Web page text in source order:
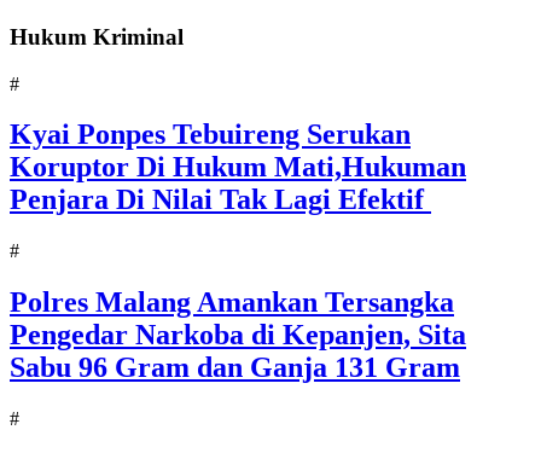
Hukum Kriminal
#
Kyai Ponpes Tebuireng Serukan
Koruptor Di Hukum Mati,Hukuman
Penjara Di Nilai Tak Lagi Efektif
#
Polres Malang Amankan Tersangka
Pengedar Narkoba di Kepanjen, Sita
Sabu 96 Gram dan Ganja 131 Gram
#